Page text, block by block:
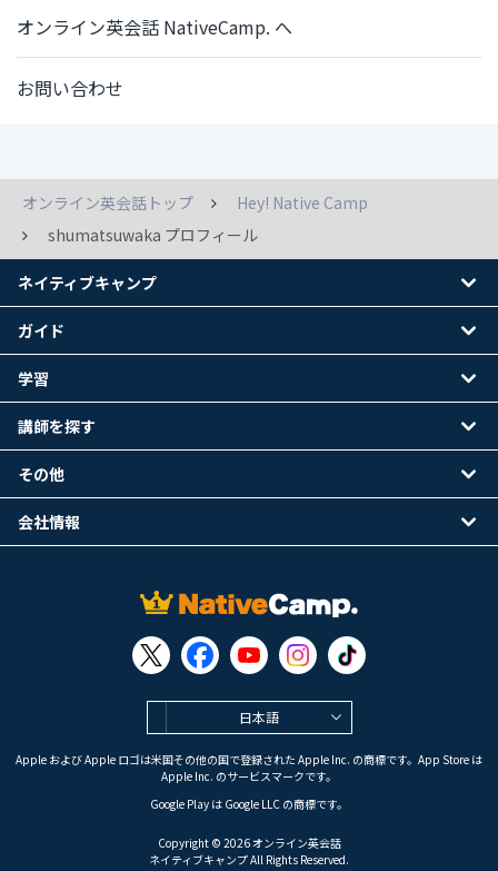
オンライン英会話 NativeCamp. へ
お問い合わせ
オンライン英会話トップ
Hey! Native Camp
shumatsuwaka プロフィール
日本語
Apple および Apple ロゴは米国その他の国で登録された Apple Inc. の商標です。App Store は
Apple Inc. のサービスマークです。
Google Play は Google LLC の商標です。
Copyright © 2026 オンライン英会話
ネイティブキャンプ All Rights Reserved.
ネイティブキャンプ
ガイド
学習
講師を探す
その他
会社情報